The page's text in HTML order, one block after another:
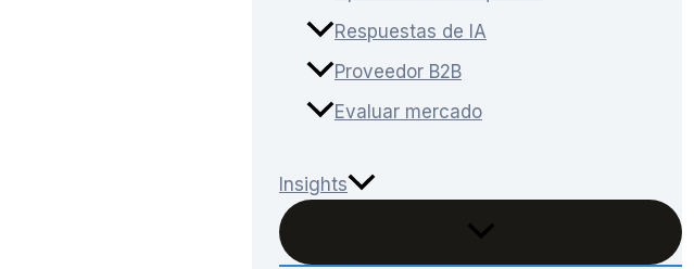
Respuestas de IA
Proveedor B2B
Evaluar mercado
Insights